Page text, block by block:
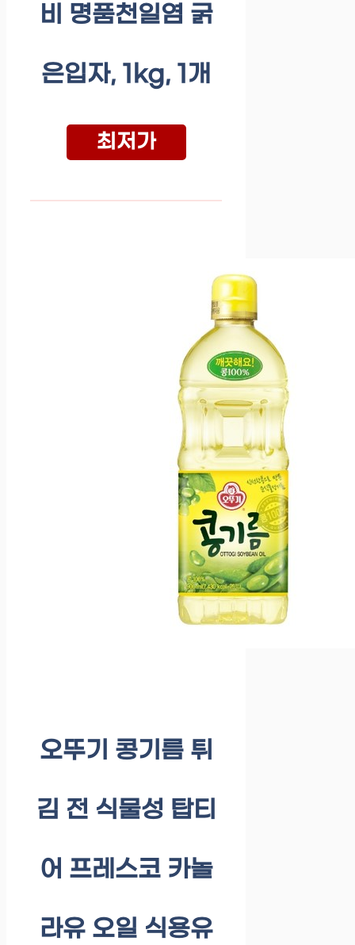
비 명품천일염 굵
은입자, 1kg, 1개
최저가
오뚜기 콩기름 튀
김 전 식물성 탑티
어 프레스코 카놀
라유 오일 식용유